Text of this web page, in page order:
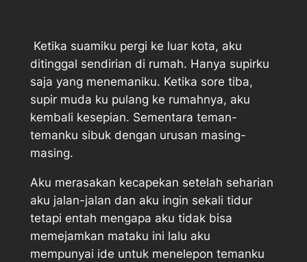
Ketika suamiku pergi ke luar kota, aku
ditinggal sendirian di rumah. Hanya supirku
saja yang menemaniku. Ketika sore tiba,
supir muda ku pulang ke rumahnya, aku
kembali kesepian. Sementara teman-
temanku sibuk dengan urusan masing-
masing.
Aku merasakan kecapekan setelah seharian
aku jalan-jalan dan aku ingin sekali tidur
tetapi entah mengapa aku tidak bisa
memejamkan mataku ini lalu aku
mempunyai ide untuk menelepon temanku